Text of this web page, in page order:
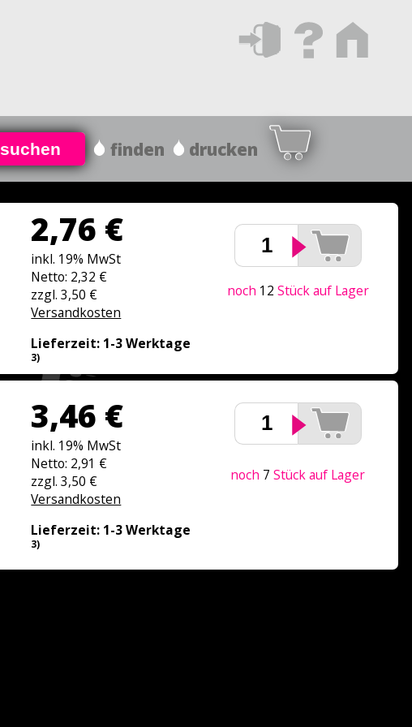
suchen finden drucken
2,76 €
inkl. 19% MwSt
Netto: 2,32 €
zzgl. 3,50 €
Versandkosten
Lieferzeit: 1-3 Werktage
3)
noch 12 Stück auf Lager
3,46 €
inkl. 19% MwSt
Netto: 2,91 €
zzgl. 3,50 €
Versandkosten
Lieferzeit: 1-3 Werktage
3)
noch 7Stück auf Lager